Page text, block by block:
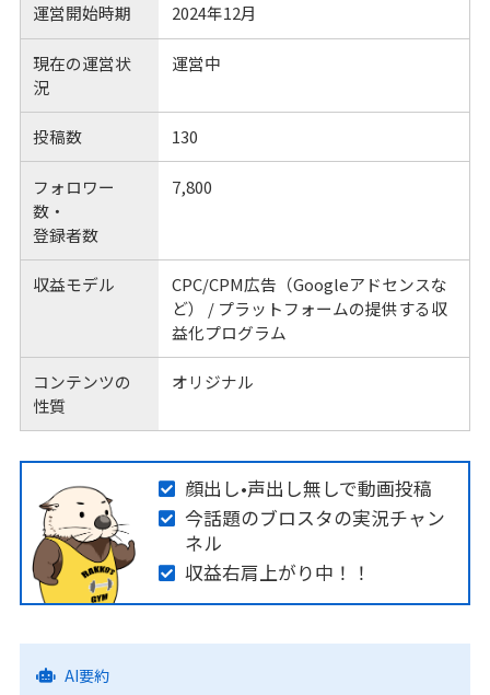
運営開始時期 2024年12月
現在の運営状
況
運営中
投稿数 130
フォロワー
数・
登録者数
7,800
収益モデル
CPC/CPM広告（Googleアドセンスな
ど） / プラットフォームの提供する収
益化プログラム
コンテンツの
性質
オリジナル
顔出し•声出し無しで動画投稿
今話題のブロスタの実況チャン
ネル
収益右肩上がり中！！
AI要約